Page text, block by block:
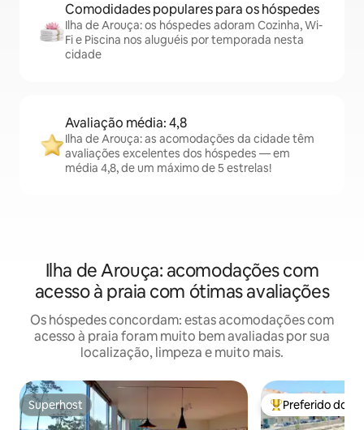
Comodidades populares para os hóspedes
Ilha de Arouça: os hóspedes adoram Cozinha, Wi-
Fi e Piscina nos aluguéis por temporada nesta
cidade
Avaliação média: 4,8
Ilha de Arouça: as acomodações da cidade têm
avaliações excelentes dos hóspedes — em
média 4,8, de um máximo de 5 estrelas!
Ilha de Arouça: acomodações com
acesso à praia com ótimas avaliações
Os hóspedes concordam: estas acomodações com
acesso à praia foram muito bem avaliadas por sua
localização, limpeza e muito mais.
Superhost
Superhost Entre os
Preferido dos